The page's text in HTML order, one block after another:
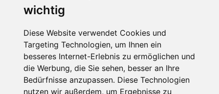
wichtig
Diese Website verwendet Cookies und
Targeting Technologien, um Ihnen ein
besseres Internet-Erlebnis zu ermöglichen und
die Werbung, die Sie sehen, besser an Ihre
Bedürfnisse anzupassen. Diese Technologien
nutzen wir außerdem, um Ergebnisse zu
Zum Bezug des Newsletters jetzt auf das grüne Feld
Newsletterverwaltung